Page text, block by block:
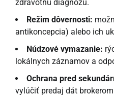
zdravotnú diagnózu.
Režim dôvernosti:
antikoncepcia) alebo ich
Núdzové vymazanie:
lokálnych záznamov a
Ochrana pred
vylúčiť predaj dát